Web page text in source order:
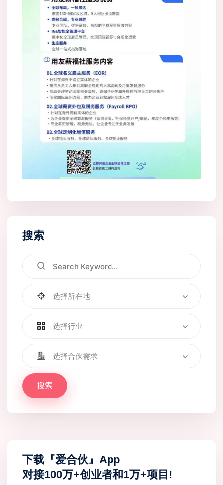
搜索
选择所在地
选择行业
选择合伙需求
搜索
下载『爱合伙』App
对接100万+创业者和1万+项目!